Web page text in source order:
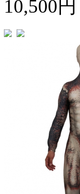
10,500円